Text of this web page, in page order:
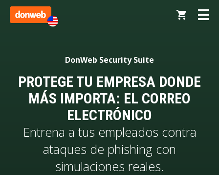
DonWeb Security Suite
PROTEGE TU EMPRESA DONDE
MÁS IMPORTA: EL CORREO
ELECTRÓNICO
Entrena a tus empleados contra
ataques de phishing con
simulaciones reales.